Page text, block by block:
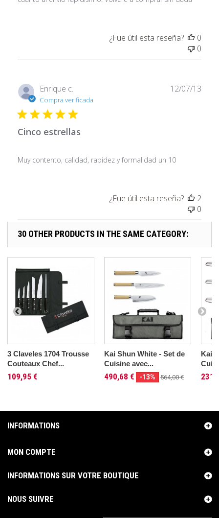
¿Fue útil esta reseña?
0
0
Enrique c.
Compra verificada
Cinco estrellas
Muy contento, calidad, rapidez y formalidad un 10
12/07/13
¿Fue útil esta reseña?
2
0
30 OTHER PRODUCTS IN THE SAME CATEGORY:
3 Claveles 1704 Trousse
Couteaux Chef...
109,95 €
Kai Shun White - Set de
Cuisine avec...
490,68 € -13% 564,00 €
Kai
INFORMATIONS
MON COMPTE
INFORMATIONS SUR VOTRE BOUTIQUE
NOUS SUIVRE